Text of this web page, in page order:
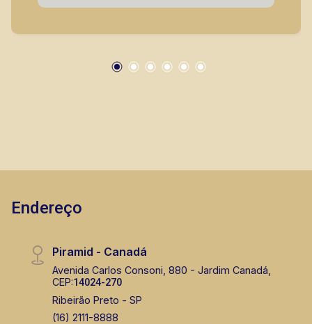
com churrasqueira e coifa; - Cozinha com
planejados; - Vestiário; - Piscina com
Boiler e placas instalados; - Preparação
tem como objetivo atender seus clientes com
imóveis prontos, usados ou mesmo nos
principais lançamentos da cidade de Ribeirão
Endereço
Piramid - Canadá
Avenida Carlos Consoni, 880 - Jardim Canadá,
CEP:14024-270
Ribeirão Preto - SP
(16) 2111-8888